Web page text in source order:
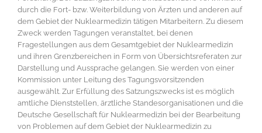
durch die Fort- bzw. Weiterbildung von Ärzten und anderen auf
dem Gebiet der Nuklearmedizin tätigen Mitarbeitern. Zu diesem
Zweck werden Tagungen veranstaltet, bei denen
Fragestellungen aus dem Gesamtgebiet der Nuklearmedizin
und ihren Grenzbereichen in Form von Übersichtsreferaten zur
Darstellung und Aussprache gelangen. Sie werden von einer
Kommission unter Leitung des Tagungsvorsitzenden
ausgewählt. Zur Erfüllung des Satzungszwecks ist es möglich
amtliche Dienststellen, ärztliche Standesorganisationen und die
Deutsche Gesellschaft für Nuklearmedizin bei der Bearbeitung
von Problemen auf dem Gebiet der Nuklearmedizin zu